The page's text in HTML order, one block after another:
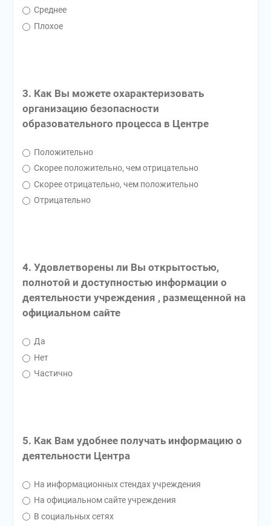
Среднее
Плохое
3. Как Вы можете охарактеризовать
организацию безопасности
образовательного процесса в Центре
Положительно
Скорее положительно, чем отрицательно
Скорее отрицательно, чем положительно
Отрицательно
4. Удовлетворены ли Вы открытостью,
полнотой и доступностью информации о
деятельности учреждения , размещенной на
официальном сайте
Да
Нет
Частично
5. Как Вам удобнее получать информацию о
деятельности Центра
На информационных стендах учреждения
На официальном сайте учреждения
В социальных сетях